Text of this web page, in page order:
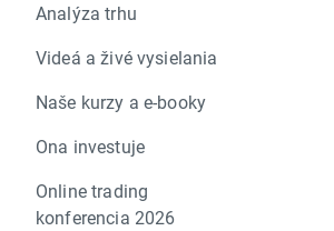
Analýza trhu
Videá a živé vysielania
Naše kurzy a e-booky
Ona investuje
Online trading
konferencia 2026